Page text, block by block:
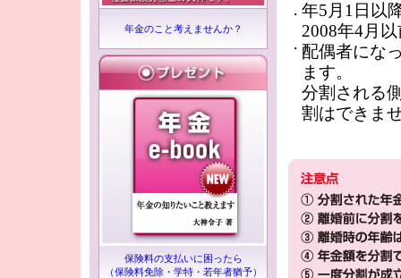
年金のこと考えませんか？
保険料の支払いに困ったら
（保険料免除・学特・若年者猶予）
・
・
年5月1日以
2008年4月
配偶者にな
ます。
分割される
割はできま